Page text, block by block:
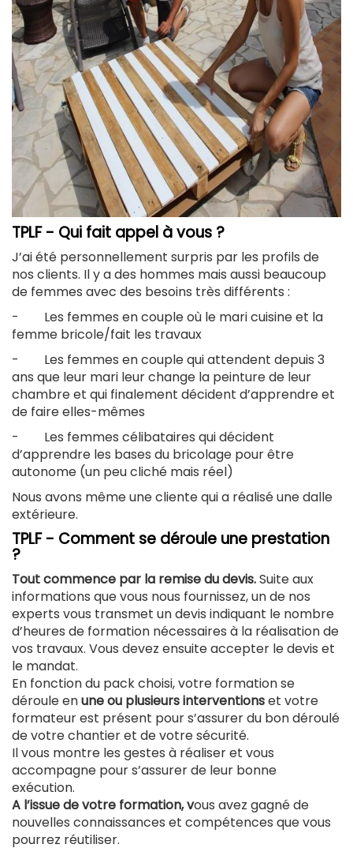
TPLF - Qui fait appel à vous ?
J’ai été personnellement surpris par les profils de
nos clients. Il y a des hommes mais aussi beaucoup
de femmes avec des besoins très différents :
- Les femmes en couple où le mari cuisine et la
femme bricole/fait les travaux
- Les femmes en couple qui attendent depuis 3
ans que leur mari leur change la peinture de leur
chambre et qui finalement décident d’apprendre et
de faire elles-mêmes
- Les femmes célibataires qui décident
d’apprendre les bases du bricolage pour être
autonome (un peu cliché mais réel)
Nous avons même une cliente qui a réalisé une dalle
extérieure.
TPLF - Comment se déroule une prestation
?
Tout commence par la remise du devis.Suite aux
informations que vous nous fournissez, un de nos
experts vous transmet un devis indiquant le nombre
d’heures de formation nécessaires à la réalisation de
vos travaux. Vous devez ensuite accepter le devis et
le mandat.
En fonction du pack choisi, votre formation se
déroule enune ou plusieurs interventionset votre
formateur est présent pour s’assurer du bon déroulé
de votre chantier et de votre sécurité.
Il vous montre les gestes à réaliser et vous
accompagne pour s’assurer de leur bonne
exécution.
A l’issue de votre formation, vous avez gagné de
nouvelles connaissances et compétences que vous
pourrez réutiliser.